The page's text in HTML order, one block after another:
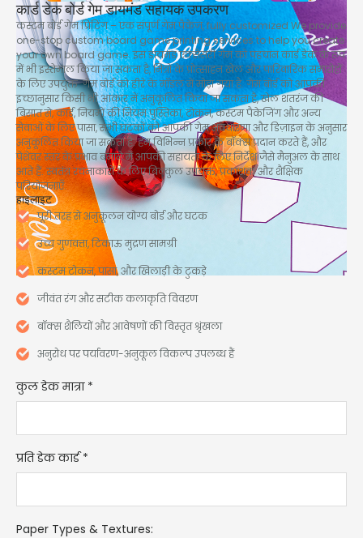
कार्ड डेक बोर्ड गेम डायमंड सहायक उपकरण
कस्टम बोर्ड गेम प्रिंटिंग – एक संपूर्ण गेम पैकेज,fully customized We provide
one-stop custom board game printing services to help you create
your own board game. इस डायमंड एक्सेसरी गेम को पहचान कार्ड डेक के रूप
में भी इस्तेमाल किया जा सकता है, मित्रों के प्रोत्साहन खेल और पारिवारिक समारोहों
के लिए उपयुक्त. गेम बोर्ड को हीरे के मॉडल में मोड़ा गया है. गेम बोर्ड को आपकी
इच्छानुसार किसी भी आकार में अनुकूलित किया जा सकता है, खेल शतरंज की
बिसात से, कार्ड, नियमों की नियम पुस्तिका, टोकन, कस्टम पैकेजिंग और अन्य
सेवाओं के लिए पासा, सभी घटकों को आपकी गेम अवधारणा और डिज़ाइन के अनुसार
अनुकूलित किया जा सकता है. हम विभिन्न प्रकार के बॉक्स प्रदान करते हैं, और
पेशेवर स्तर के प्रभाव बनाने में आपकी सहायता के लिए निर्देश जैसे मैनुअल के साथ
आते हैं. स्वतंत्र रचनाकारों के लिए बिल्कुल उपयुक्त, प्रकाशक और शैक्षिक
परियोजनाएँ.
हाइलाइट
पूरी तरह से अनुकूलन योग्य बोर्ड और घटक
उच्च गुणवत्ता, टिकाऊ मुद्रण सामग्री
कस्टम टोकन, पासा, और खिलाड़ी के टुकड़े
जीवंत रंग और सटीक कलाकृति विवरण
बॉक्स शैलियों और आवेषणों की विस्तृत श्रृंखला
अनुरोध पर पर्यावरण-अनुकूल विकल्प उपलब्ध हैं
कुल डेक मात्रा *
प्रति डेक कार्ड *
Paper Types & Textures: